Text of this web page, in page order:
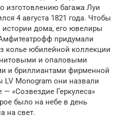
изготовлению багажа Луи
4 августа 1821 года. Чтобы
истории дома, его ювелиры
придумали
колье юбилейной коллекции
и опаловыми
и бриллиантами фирменной
Monogram они назвали
— «Созвездие Геркулеса»
было на небе в день
на свет.